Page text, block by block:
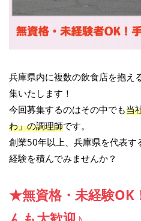
兵庫県内に複数の飲食店を抱え
集いたします！
今回募集するのはその中でも当
わ」の調理師です。
創業50年以上、兵庫県を代表
経験を積んでみませんか？
★無資格・未経験OK